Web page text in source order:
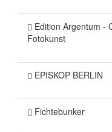
Edition Argentum -
Fotokunst
EPISKOP BERLIN
Fichtebunker